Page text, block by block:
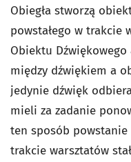
Obiegła stworzą
powstałego w trakcie
Obiektu
między dźwiękiem a
jedynie dźwięk
mieli za zadanie
ten sposób powstanie
trakcie warsztatów